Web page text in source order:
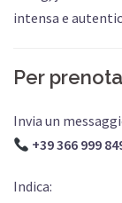
intensa e
Per
Invia un
+39 366 999
Indica: